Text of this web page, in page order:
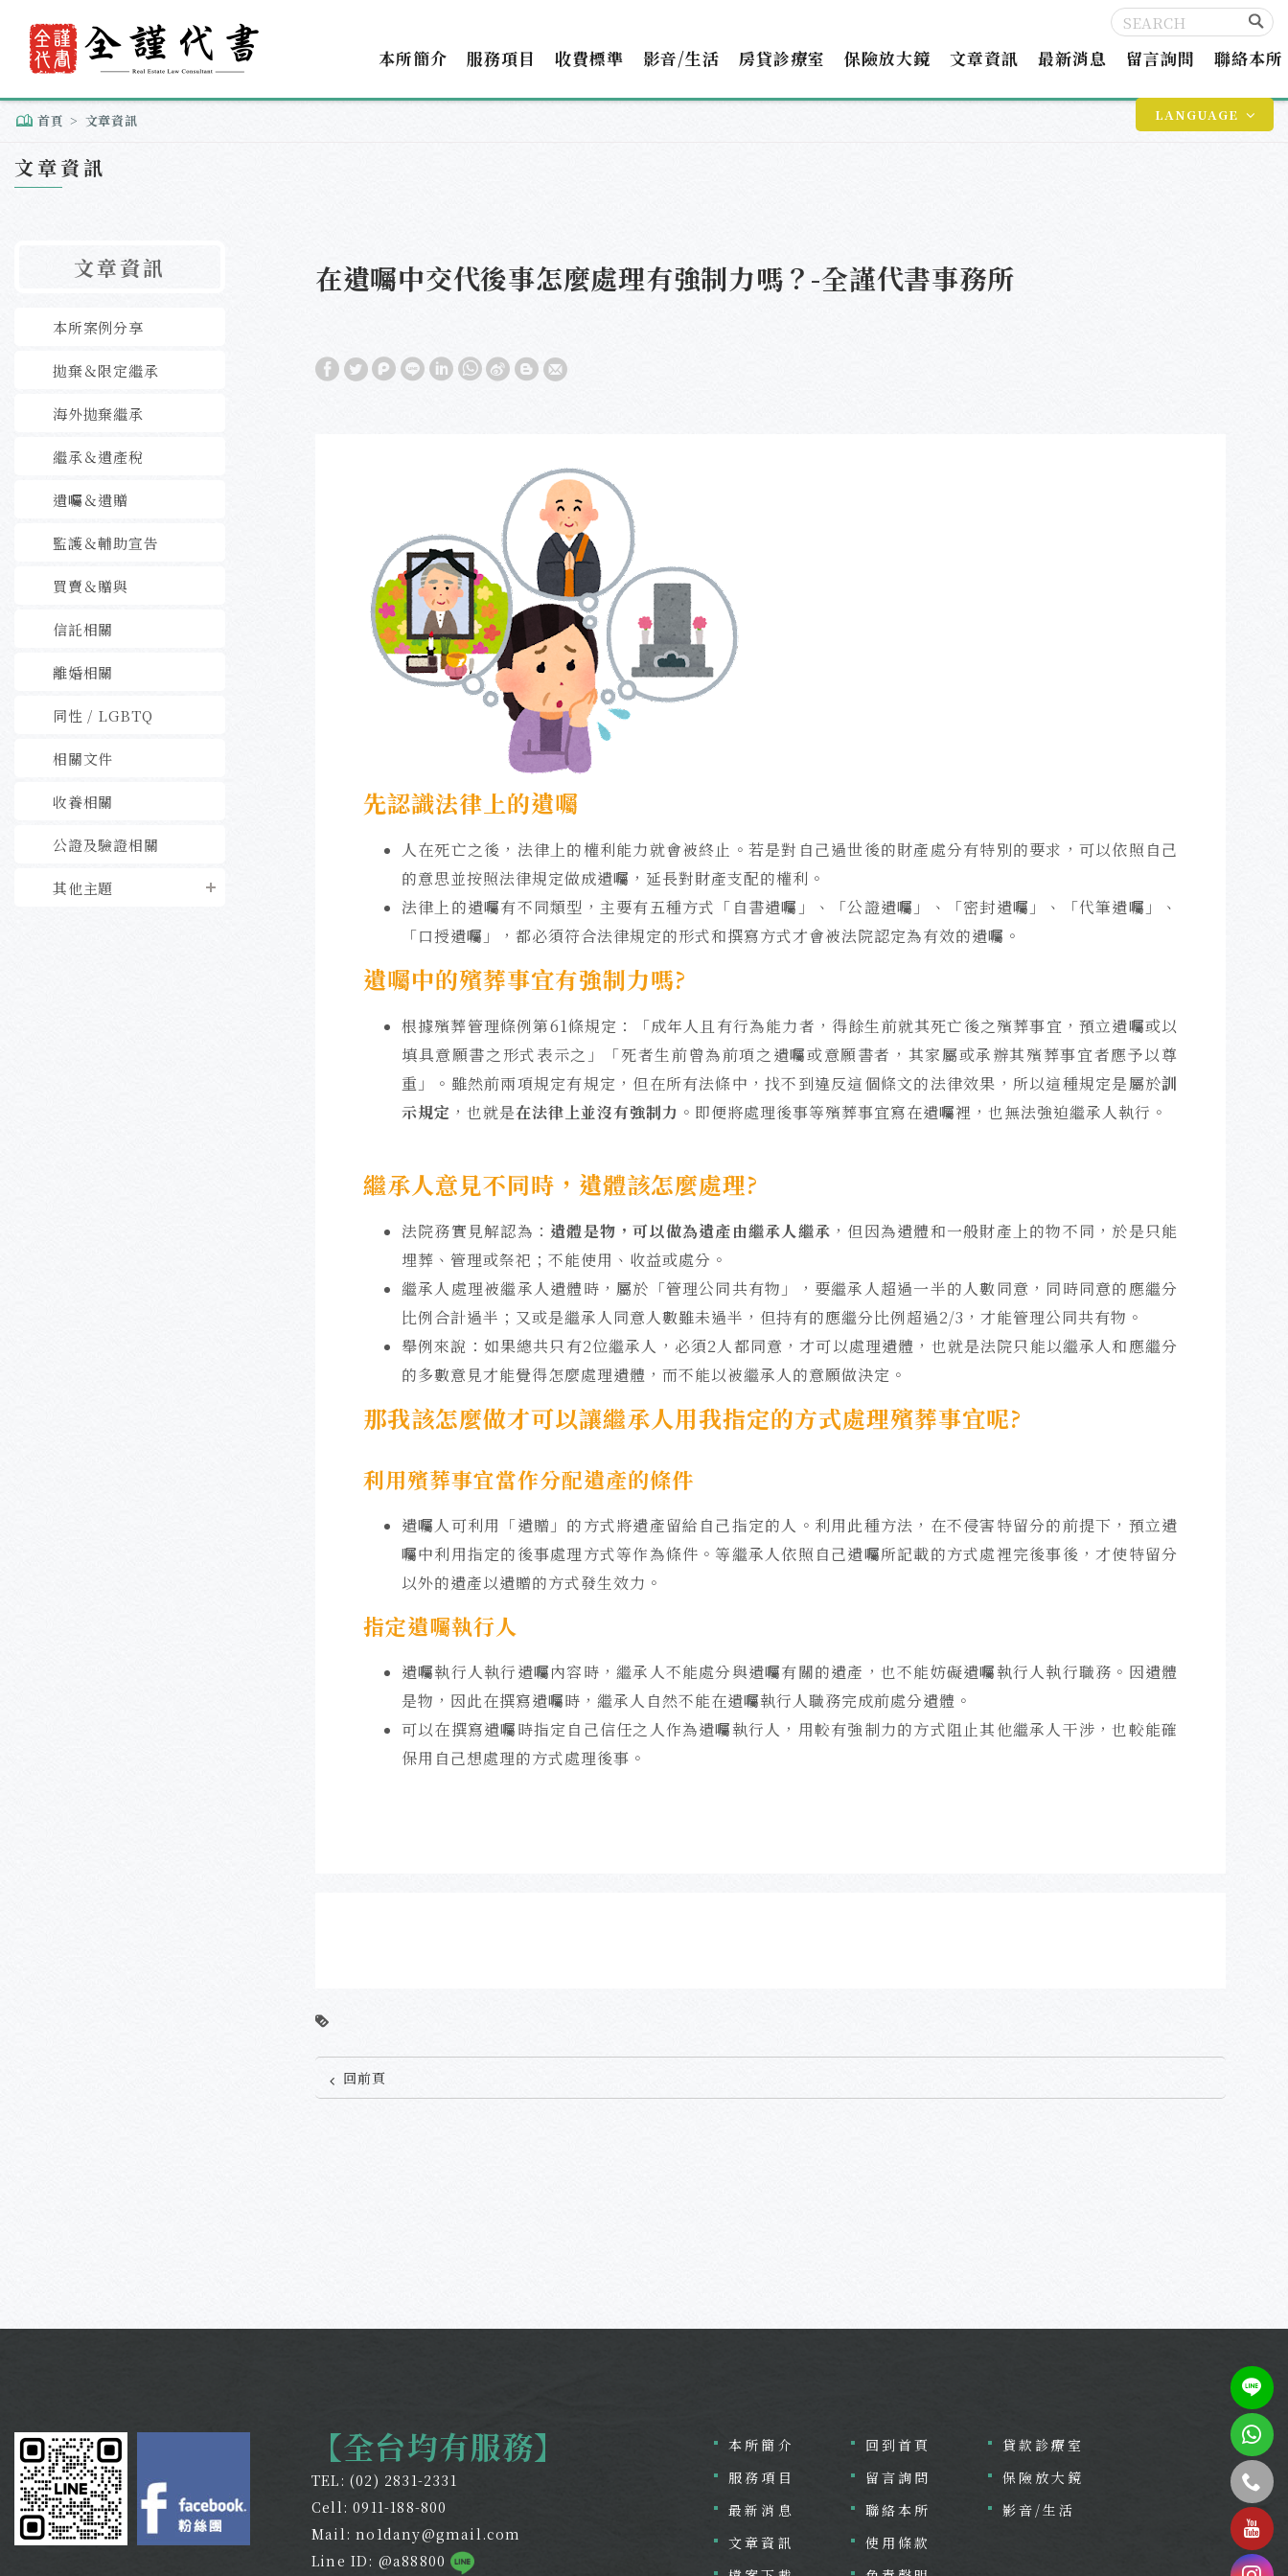
LANGUAGE
本所簡介 服務項目 收費標準 影音/生活 房貸診療室 保險放大鏡 文章資訊 最新消息 留言詢問 聯絡本所
首頁 文章資訊
文章資訊
文章資訊
本所案例分享
拋棄＆限定繼承
海外拋棄繼承
繼承＆遺產稅
遺囑＆遺贈
監護＆輔助宣告
買賣＆贈與
信託相關
離婚相關
同性 / LGBTQ
相關文件
收養相關
公證及驗證相關
其他主題
在遺囑中交代後事怎麼處理有強制力嗎？-全謹代書事務所
先認識法律上的遺囑
人在死亡之後，法律上的權利能力就會被終止。若是對自己過世後的財產處分有特別的要求，可以依照自己
的意思並按照法律規定做成遺囑，延長對財產支配的權利。
法律上的遺囑有不同類型，主要有五種方式「自書遺囑」、「公證遺囑」、「密封遺囑」、「代筆遺囑」、
「口授遺囑」，都必須符合法律規定的形式和撰寫方式才會被法院認定為有效的遺囑。
遺囑中的殯葬事宜有強制力嗎?
根據殯葬管理條例第61條規定：「成年人且有行為能力者，得餘生前就其死亡後之殯葬事宜，預立遺囑或以
填具意願書之形式表示之」「死者生前曾為前項之遺囑或意願書者，其家屬或承辦其殯葬事宜者應予以尊
重」。雖然前兩項規定有規定，但在所有法條中，找不到違反這個條文的法律效果，所以這種規定是屬於訓
示規定 ，也就是在法律上並沒有強制力 。即便將處理後事等殯葬事宜寫在遺囑裡，也無法強迫繼承人執行。
繼承人意見不同時，遺體該怎麼處理?
法院務實見解認為： 遺體是物，可以做為遺產由繼承人繼承 ，但因為遺體和一般財產上的物不同，於是只能
埋葬、管理或祭祀；不能使用、收益或處分。
繼承人處理被繼承人遺體時，屬於「管理公同共有物」，要繼承人超過一半的人數同意，同時同意的應繼分
比例合計過半；又或是繼承人同意人數雖未過半，但持有的應繼分比例超過2/3，才能管理公同共有物。
舉例來說：如果總共只有2位繼承人，必須2人都同意，才可以處理遺體，也就是法院只能以繼承人和應繼分
的多數意見才能覺得怎麼處理遺體，而不能以被繼承人的意願做決定。
那我該怎麼做才可以讓繼承人用我指定的方式處理殯葬事宜呢?
利用殯葬事宜當作分配遺產的條件
遺囑人可利用「遺贈」的方式將遺產留給自己指定的人。利用此種方法，在不侵害特留分的前提下，預立遺
囑中利用指定的後事處理方式等作為條件。等繼承人依照自己遺囑所記載的方式處裡完後事後，才使特留分
以外的遺產以遺贈的方式發生效力。
指定遺囑執行人
遺囑執行人執行遺囑內容時，繼承人不能處分與遺囑有關的遺產，也不能妨礙遺囑執行人執行職務。因遺體
是物，因此在撰寫遺囑時，繼承人自然不能在遺囑執行人職務完成前處分遺體。
可以在撰寫遺囑時指定自己信任之人作為遺囑執行人，用較有強制力的方式阻止其他繼承人干涉，也較能確
保用自己想處理的方式處理後事。
回前頁
tel
【全台均有服務】
TEL: (02) 2831-2331
Cell:0911-188-800
Mail:no1dany@gmail.com
Line ID: @a88800
本所簡介
服務項目
最新消息
文章資訊
回到首頁
留言詢問
聯絡本所
使用條款
貸款診療室
保險放大鏡
影音/生活